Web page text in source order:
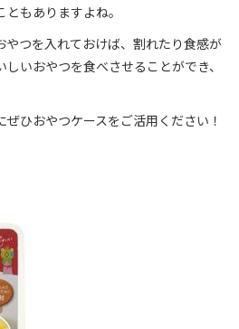
もありますよね。
やつを入れておけば、割れたり食感が
いおやつを食べさせることができ、
ひおやつケースをご活用ください！